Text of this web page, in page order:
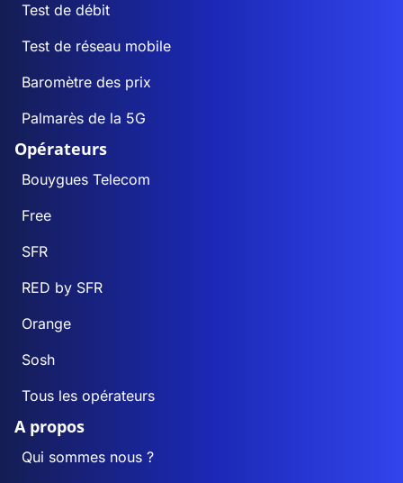
Test de débit
Test de réseau mobile
Baromètre des prix
Palmarès de la 5G
Opérateurs
Bouygues Telecom
Free
SFR
RED by SFR
Orange
Sosh
Tous les opérateurs
A propos
Qui sommes nous ?